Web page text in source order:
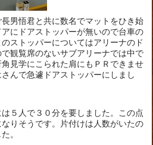
男悟君と共に数名でマットをひき始
にドアストッパーが無いので台車の
ストッパーについてはアリーナのド
観覧席のないサブアリーナでは中で
見学にこられた肩にもＰＲできませ
んで急遽ドアストッパーにしまし
５人で３０分を要しました。この点
りそうです。片付けは人数がいたの
。